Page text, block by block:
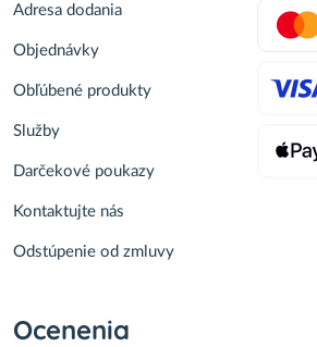
Adresa dodania
Objednávky
Obľúbené produkty
Služby
Darčekové poukazy
Kontaktujte nás
Odstúpenie od zmluvy
Ocenenia